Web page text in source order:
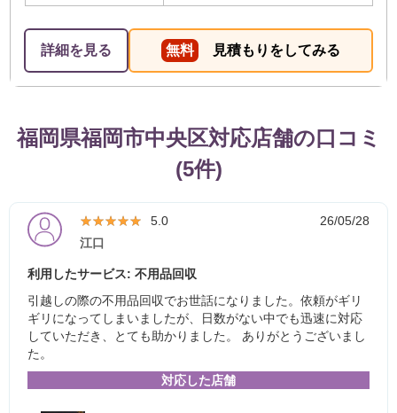
詳細を見る 無料 見積もりをしてみる
福岡県福岡市中央区対応店舗の口コミ
(5件)
★★★★★
★★★★★ 5.0
26/05/28
江口
利用したサービス: 不用品回収
引越しの際の不用品回収でお世話になりました。依頼がギリ
ギリになってしまいましたが、日数がない中でも迅速に対応
していただき、とても助かりました。 ありがとうございまし
た。
対応した店舗